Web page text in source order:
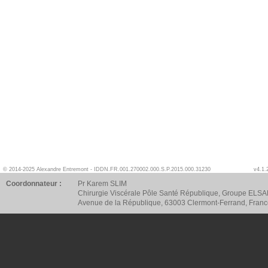
© 2014-2025 Alexandre Entremont - IDDN.FR.001.270002.000.S.P.2015.000.31230
Coordonnateur :
Pr Karem SLIM
Chirurgie Viscérale Pôle Santé République, Groupe
Avenue de la République, 63003 Clermont-Ferrand,